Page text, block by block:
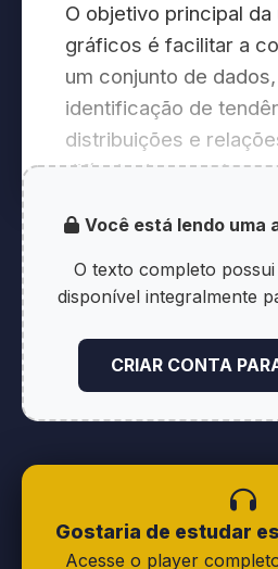
O objetivo principal da
gráficos é facilitar a
um conjunto de
identificação de
distribuições e
difíceis de perceber
A Escolha do Gráfico
Entendendo os Tipos
A seleção do gráfico
está diretamente
variável que se deseja
duas categorias
Variáveis Qualitativas
Você está lendo uma
O texto completo
disponível integralmente
CRIAR CONTA
Gostaria de estudar
Acesse o player